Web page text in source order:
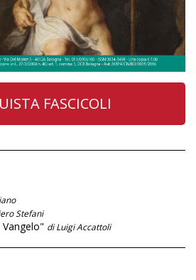
FASCICOLI
Stefani
di Luigi Accattoli